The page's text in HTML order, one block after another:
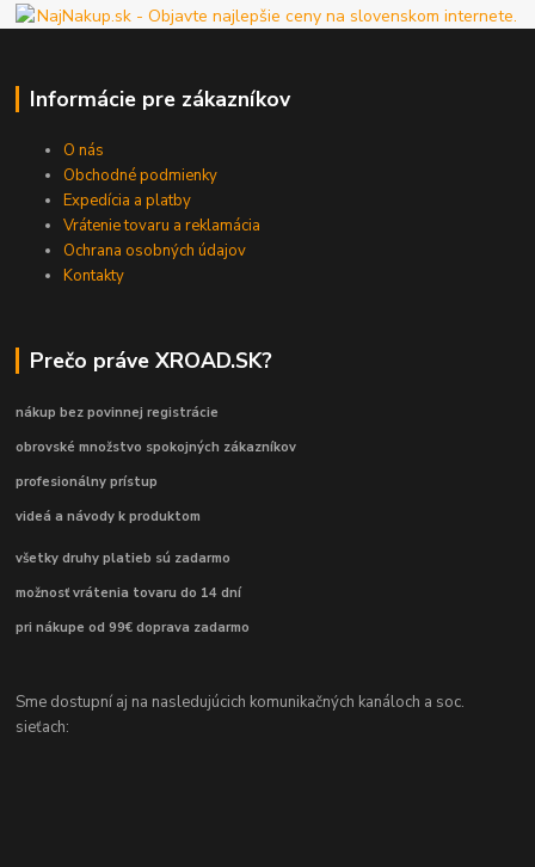
Informácie pre zákazníkov
O nás
Obchodné podmienky
Expedícia a platby
Vrátenie tovaru a reklamácia
Ochrana osobných údajov
Kontakty
Prečo práve XROAD.SK?
nákup bez povinnej registrácie
obrovské množstvo spokojných zákazníkov
profesionálny prístup
videá a návody k produktom
všetky druhy platieb sú zadarmo
možnosť vrátenia tovaru do 14 dní
pri nákupe od 99€ doprava zadarmo
Sme dostupní aj na nasledujúcich komunikačných kanáloch a soc.
sieťach: